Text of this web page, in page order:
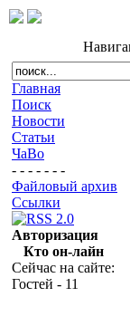
Главная
Поиск
Новости
Статьи
ЧаВо
- - - - - - -
Файловый архив
Ссылки
Авторизация
Кто он-лайн
Сейчас на сайте:
Гостей - 11